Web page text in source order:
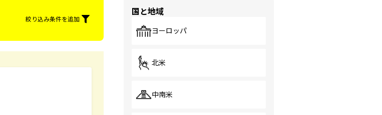
絞り込み条件を追加
国と地域
ヨーロッパ
北米
中南米